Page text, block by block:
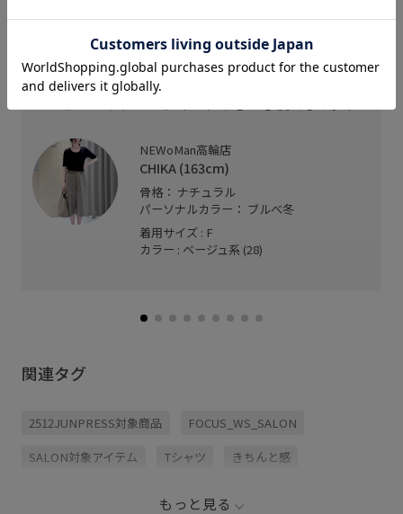
リアルレザーのシンプルなベルト。
ベルト穴がかなり小さいところまで開いているの
で、華奢な方でも穴あけなしでいけます。
NEWoMan高輪店
CHIKA (163cm)
骨格： ナチュラル
パーソナルカラー： ブルべ冬
着用サイズ : F
カラー : ベージュ系 (28)
関連タグ
2512JUNPRESS対象商品 FOCUS_WS_SALON
SALON対象アイテム Tシャツ きちんと感
もっと見る